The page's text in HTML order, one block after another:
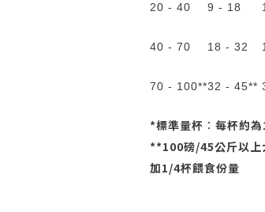
20 - 40 9 - 18
40 - 70 18 - 32
70 - 100**32 - 45**
*標準量杯︰每杯約
**100磅/45公斤以上
加1/4杯餵食份量